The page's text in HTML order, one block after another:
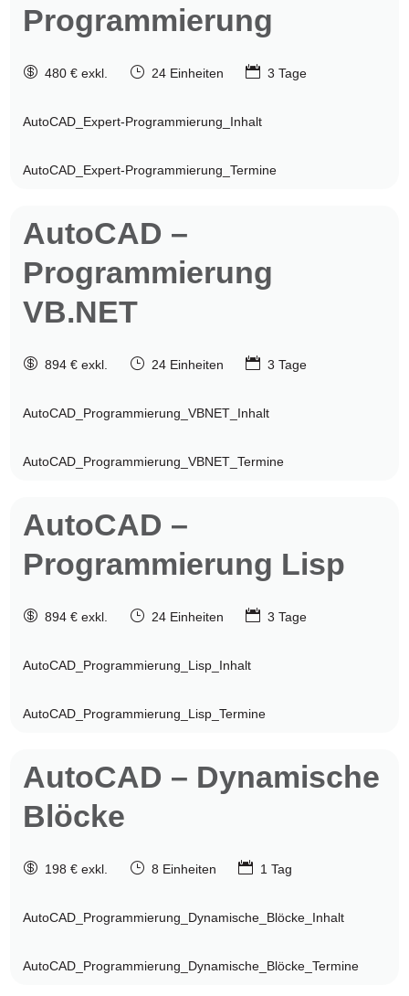
Programmierung
480 € exkl. }24 Einheiten  3 Tage
AutoCAD_Expert-Programmierung_Inhalt
AutoCAD_Expert-Programmierung_Termine
AutoCAD –
Programmierung
VB.NET
894 € exkl. }24 Einheiten  3 Tage
AutoCAD_Programmierung_VBNET_Inhalt
AutoCAD_Programmierung_VBNET_Termine
AutoCAD –
Programmierung Lisp
894 € exkl. }24 Einheiten  3 Tage
AutoCAD_Programmierung_Lisp_Inhalt
AutoCAD_Programmierung_Lisp_Termine
AutoCAD – Dynamische
Blöcke
198 € exkl. }8 Einheiten  1 Tag
AutoCAD_Programmierung_Dynamische_Blöcke_Inhalt
AutoCAD_Programmierung_Dynamische_Blöcke_Termine